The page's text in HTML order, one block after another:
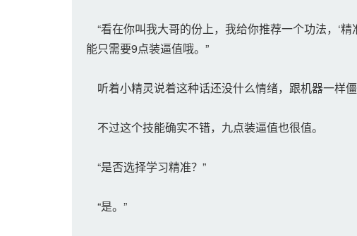
“看在你叫我大哥的份上，我给你推荐一个功法，‘
能只需要9点装逼值哦。”
听着小精灵说着这种话还没什么情绪，跟机器一样
不过这个技能确实不错，九点装逼值也很值。
“是否选择学习精准？”
“是。”